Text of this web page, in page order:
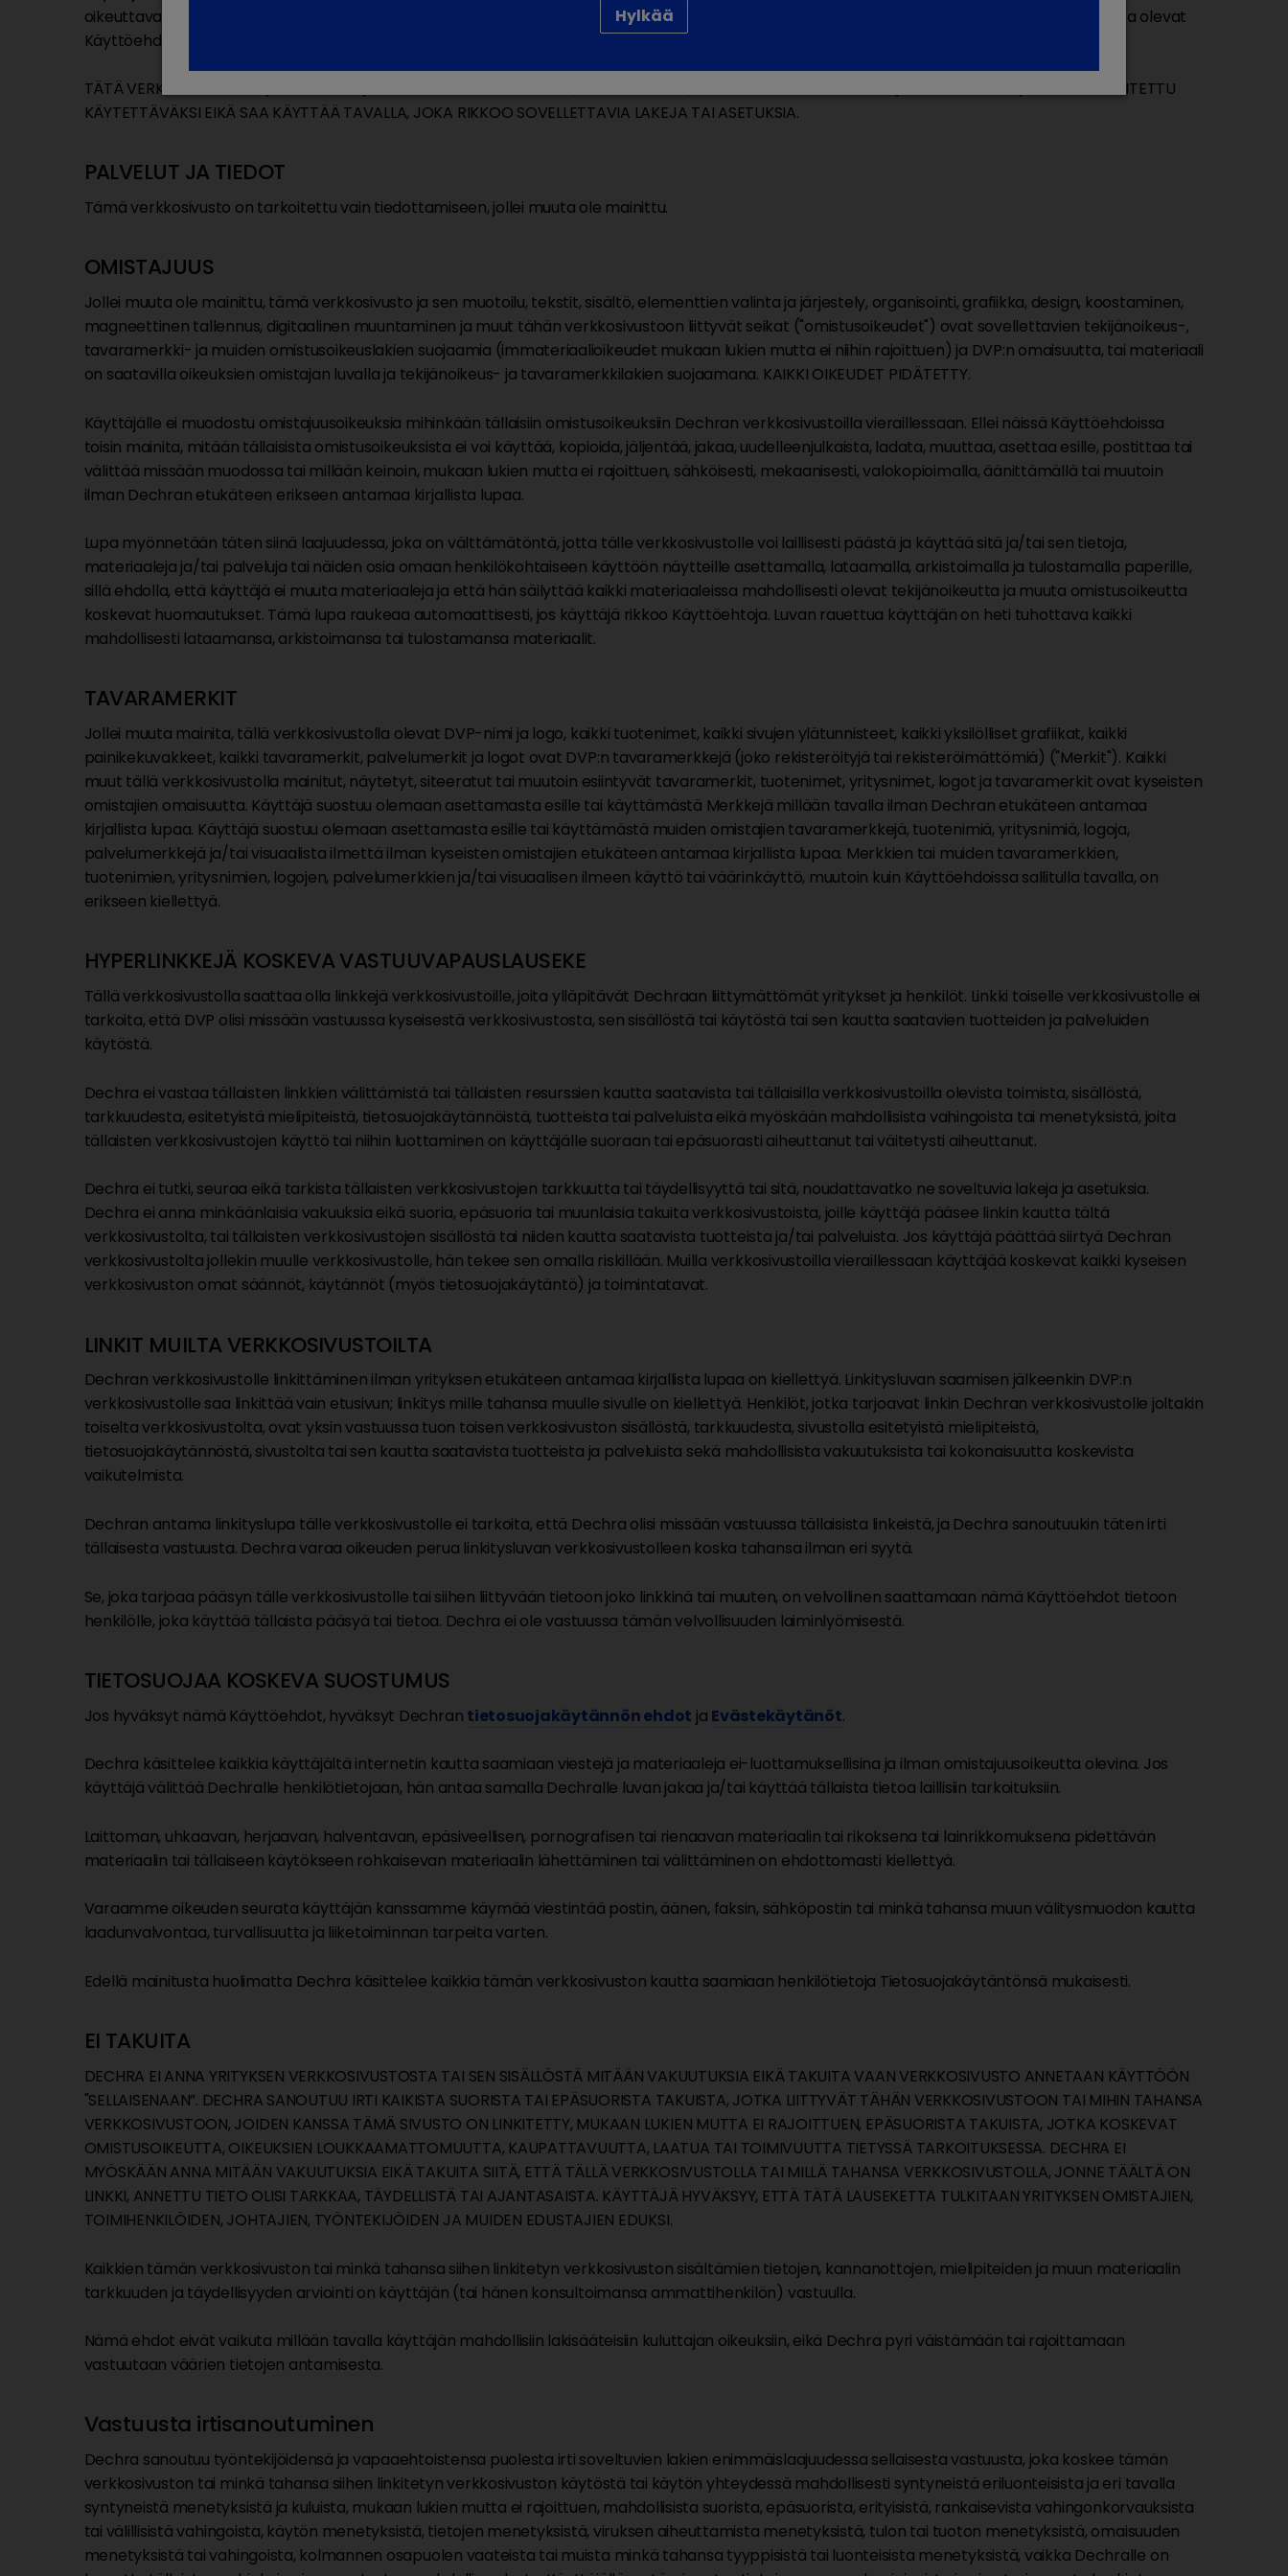
oikeuttavat pääsyyn tälle verkkosivustolle. Jos et pääse tutustumaan Käyttöehtoihin internetin kautta, Dechra voi pyynnöstä lähettää voimassa olevat
Käyttöehdot sähköpostitse.
TÄTÄ VERKKOSIVUSTOA (TAI SEN OSIA) JA SEN SISÄLTÄMIÄ TIETOJA, MATERIAALEJA, TUOTTEITA TAI PALVELUJA (TAI NÄIDEN OSIA) EI OLE TARKOITETTU
KÄYTETTÄVÄKSI EIKÄ SAA KÄYTTÄÄ TAVALLA, JOKA RIKKOO SOVELLETTAVIA LAKEJA TAI ASETUKSIA.
PALVELUT JA TIEDOT
Tämä verkkosivusto on tarkoitettu vain tiedottamiseen, jollei muuta ole mainittu.
OMISTAJUUS
Jollei muuta ole mainittu, tämä verkkosivusto ja sen muotoilu, tekstit, sisältö, elementtien valinta ja järjestely, organisointi, grafiikka, design, koostaminen,
magneettinen tallennus, digitaalinen muuntaminen ja muut tähän verkkosivustoon liittyvät seikat ("omistusoikeudet") ovat sovellettavien tekijänoikeus-,
tavaramerkki- ja muiden omistusoikeuslakien suojaamia (immateriaalioikeudet mukaan lukien mutta ei niihin rajoittuen) ja DVP:n omaisuutta, tai materiaali
on saatavilla oikeuksien omistajan luvalla ja tekijänoikeus- ja tavaramerkkilakien suojaamana. KAIKKI OIKEUDET PIDÄTETTY.
Käyttäjälle ei muodostu omistajuusoikeuksia mihinkään tällaisiin omistusoikeuksiin Dechran verkkosivustoilla vieraillessaan. Ellei näissä Käyttöehdoissa
toisin mainita, mitään tällaisista omistusoikeuksista ei voi käyttää, kopioida, jäljentää, jakaa, uudelleenjulkaista, ladata, muuttaa, asettaa esille, postittaa tai
välittää missään muodossa tai millään keinoin, mukaan lukien mutta ei rajoittuen, sähköisesti, mekaanisesti, valokopioimalla, äänittämällä tai muutoin
ilman Dechran etukäteen erikseen antamaa kirjallista lupaa.
Lupa myönnetään täten siinä laajuudessa, joka on välttämätöntä, jotta tälle verkkosivustolle voi laillisesti päästä ja käyttää sitä ja/tai sen tietoja,
materiaaleja ja/tai palveluja tai näiden osia omaan henkilökohtaiseen käyttöön näytteille asettamalla, lataamalla, arkistoimalla ja tulostamalla paperille,
sillä ehdolla, että käyttäjä ei muuta materiaaleja ja että hän säilyttää kaikki materiaaleissa mahdollisesti olevat tekijänoikeutta ja muuta omistusoikeutta
koskevat huomautukset. Tämä lupa raukeaa automaattisesti, jos käyttäjä rikkoo Käyttöehtoja. Luvan rauettua käyttäjän on heti tuhottava kaikki
mahdollisesti lataamansa, arkistoimansa tai tulostamansa materiaalit.
TAVARAMERKIT
Jollei muuta mainita, tällä verkkosivustolla olevat DVP-nimi ja logo, kaikki tuotenimet, kaikki sivujen ylätunnisteet, kaikki yksilölliset grafiikat, kaikki
painikekuvakkeet, kaikki tavaramerkit, palvelumerkit ja logot ovat DVP:n tavaramerkkejä (joko rekisteröityjä tai rekisteröimättömiä) ("Merkit"). Kaikki
muut tällä verkkosivustolla mainitut, näytetyt, siteeratut tai muutoin esiintyvät tavaramerkit, tuotenimet, yritysnimet, logot ja tavaramerkit ovat kyseisten
omistajien omaisuutta. Käyttäjä suostuu olemaan asettamasta esille tai käyttämästä Merkkejä millään tavalla ilman Dechran etukäteen antamaa
kirjallista lupaa. Käyttäjä suostuu olemaan asettamasta esille tai käyttämästä muiden omistajien tavaramerkkejä, tuotenimiä, yritysnimiä, logoja,
palvelumerkkejä ja/tai visuaalista ilmettä ilman kyseisten omistajien etukäteen antamaa kirjallista lupaa. Merkkien tai muiden tavaramerkkien,
tuotenimien, yritysnimien, logojen, palvelumerkkien ja/tai visuaalisen ilmeen käyttö tai väärinkäyttö, muutoin kuin Käyttöehdoissa sallitulla tavalla, on
erikseen kiellettyä.
HYPERLINKKEJÄ KOSKEVA VASTUUVAPAUSLAUSEKE
Tällä verkkosivustolla saattaa olla linkkejä verkkosivustoille, joita ylläpitävät Dechraan liittymättömät yritykset ja henkilöt. Linkki toiselle verkkosivustolle ei
tarkoita, että DVP olisi missään vastuussa kyseisestä verkkosivustosta, sen sisällöstä tai käytöstä tai sen kautta saatavien tuotteiden ja palveluiden
käytöstä.
Dechra ei vastaa tällaisten linkkien välittämistä tai tällaisten resurssien kautta saatavista tai tällaisilla verkkosivustoilla olevista toimista, sisällöstä,
tarkkuudesta, esitetyistä mielipiteistä, tietosuojakäytännöistä, tuotteista tai palveluista eikä myöskään mahdollisista vahingoista tai menetyksistä, joita
tällaisten verkkosivustojen käyttö tai niihin luottaminen on käyttäjälle suoraan tai epäsuorasti aiheuttanut tai väitetysti aiheuttanut.
Dechra ei tutki, seuraa eikä tarkista tällaisten verkkosivustojen tarkkuutta tai täydellisyyttä tai sitä, noudattavatko ne soveltuvia lakeja ja asetuksia.
Dechra ei anna minkäänlaisia vakuuksia eikä suoria, epäsuoria tai muunlaisia takuita verkkosivustoista, joille käyttäjä pääsee linkin kautta tältä
verkkosivustolta, tai tällaisten verkkosivustojen sisällöstä tai niiden kautta saatavista tuotteista ja/tai palveluista. Jos käyttäjä päättää siirtyä Dechran
verkkosivustolta jollekin muulle verkkosivustolle, hän tekee sen omalla riskillään. Muilla verkkosivustoilla vieraillessaan käyttäjää koskevat kaikki kyseisen
verkkosivuston omat säännöt, käytännöt (myös tietosuojakäytäntö) ja toimintatavat.
LINKIT MUILTA VERKKOSIVUSTOILTA
Dechran verkkosivustolle linkittäminen ilman yrityksen etukäteen antamaa kirjallista lupaa on kiellettyä. Linkitysluvan saamisen jälkeenkin DVP:n
verkkosivustolle saa linkittää vain etusivun; linkitys mille tahansa muulle sivulle on kiellettyä. Henkilöt, jotka tarjoavat linkin Dechran verkkosivustolle joltakin
toiselta verkkosivustolta, ovat yksin vastuussa tuon toisen verkkosivuston sisällöstä, tarkkuudesta, sivustolla esitetyistä mielipiteistä,
tietosuojakäytännöstä, sivustolta tai sen kautta saatavista tuotteista ja palveluista sekä mahdollisista vakuutuksista tai kokonaisuutta koskevista
vaikutelmista.
Dechran antama linkityslupa tälle verkkosivustolle ei tarkoita, että Dechra olisi missään vastuussa tällaisista linkeistä, ja Dechra sanoutuukin täten irti
tällaisesta vastuusta. Dechra varaa oikeuden perua linkitysluvan verkkosivustolleen koska tahansa ilman eri syytä.
Se, joka tarjoaa pääsyn tälle verkkosivustolle tai siihen liittyvään tietoon joko linkkinä tai muuten, on velvollinen saattamaan nämä Käyttöehdot tietoon
henkilölle, joka käyttää tällaista pääsyä tai tietoa. Dechra ei ole vastuussa tämän velvollisuuden laiminlyömisestä.
TIETOSUOJAA KOSKEVA SUOSTUMUS
Jos hyväksyt nämä Käyttöehdot, hyväksyt Dechran tietosuojakäytännön ehdot ja Evästekäytänöt.
Dechra käsittelee kaikkia käyttäjältä internetin kautta saamiaan viestejä ja materiaaleja ei-luottamuksellisina ja ilman omistajuusoikeutta olevina. Jos
käyttäjä välittää Dechralle henkilötietojaan, hän antaa samalla Dechralle luvan jakaa ja/tai käyttää tällaista tietoa laillisiin tarkoituksiin.
Laittoman, uhkaavan, herjaavan, halventavan, epäsiveellisen, pornografisen tai rienaavan materiaalin tai rikoksena tai lainrikkomuksena pidettävän
materiaalin tai tällaiseen käytökseen rohkaisevan materiaalin lähettäminen tai välittäminen on ehdottomasti kiellettyä.
Varaamme oikeuden seurata käyttäjän kanssamme käymää viestintää postin, äänen, faksin, sähköpostin tai minkä tahansa muun välitysmuodon kautta
laadunvalvontaa, turvallisuutta ja liiketoiminnan tarpeita varten.
Edellä mainitusta huolimatta Dechra käsittelee kaikkia tämän verkkosivuston kautta saamiaan henkilötietoja Tietosuojakäytäntönsä mukaisesti.
EI TAKUITA
DECHRA EI ANNA YRITYKSEN VERKKOSIVUSTOSTA TAI SEN SISÄLLÖSTÄ MITÄÄN VAKUUTUKSIA EIKÄ TAKUITA VAAN VERKKOSIVUSTO ANNETAAN KÄYTTÖÖN
"SELLAISENAAN”. DECHRA SANOUTUU IRTI KAIKISTA SUORISTA TAI EPÄSUORISTA TAKUISTA, JOTKA LIITTYVÄT TÄHÄN VERKKOSIVUSTOON TAI MIHIN TAHANSA
VERKKOSIVUSTOON, JOIDEN KANSSA TÄMÄ SIVUSTO ON LINKITETTY, MUKAAN LUKIEN MUTTA EI RAJOITTUEN, EPÄSUORISTA TAKUISTA, JOTKA KOSKEVAT
OMISTUSOIKEUTTA, OIKEUKSIEN LOUKKAAMATTOMUUTTA, KAUPATTAVUUTTA, LAATUA TAI TOIMIVUUTTA TIETYSSÄ TARKOITUKSESSA. DECHRA EI
MYÖSKÄÄN ANNA MITÄÄN VAKUUTUKSIA EIKÄ TAKUITA SIITÄ, ETTÄ TÄLLÄ VERKKOSIVUSTOLLA TAI MILLÄ TAHANSA VERKKOSIVUSTOLLA, JONNE TÄÄLTÄ ON
LINKKI, ANNETTU TIETO OLISI TARKKAA, TÄYDELLISTÄ TAI AJANTASAISTA. KÄYTTÄJÄ HYVÄKSYY, ETTÄ TÄTÄ LAUSEKETTA TULKITAAN YRITYKSEN OMISTAJIEN,
TOIMIHENKILÖIDEN, JOHTAJIEN, TYÖNTEKIJÖIDEN JA MUIDEN EDUSTAJIEN EDUKSI.
Kaikkien tämän verkkosivuston tai minkä tahansa siihen linkitetyn verkkosivuston sisältämien tietojen, kannanottojen, mielipiteiden ja muun materiaalin
tarkkuuden ja täydellisyyden arviointi on käyttäjän (tai hänen konsultoimansa ammattihenkilön) vastuulla.
Nämä ehdot eivät vaikuta millään tavalla käyttäjän mahdollisiin lakisääteisiin kuluttajan oikeuksiin, eikä Dechra pyri väistämään tai rajoittamaan
vastuutaan väärien tietojen antamisesta.
Vastuusta irtisanoutuminen
Dechra sanoutuu työntekijöidensä ja vapaaehtoistensa puolesta irti soveltuvien lakien enimmäislaajuudessa sellaisesta vastuusta, joka koskee tämän
verkkosivuston tai minkä tahansa siihen linkitetyn verkkosivuston käytöstä tai käytön yhteydessä mahdollisesti syntyneistä eriluonteisista ja eri tavalla
syntyneistä menetyksistä ja kuluista, mukaan lukien mutta ei rajoittuen, mahdollisista suorista, epäsuorista, erityisistä, rankaisevista vahingonkorvauksista
tai välillisistä vahingoista, käytön menetyksistä, tietojen menetyksistä, viruksen aiheuttamista menetyksistä, tulon tai tuoton menetyksistä, omaisuuden
menetyksistä tai vahingoista, kolmannen osapuolen vaateista tai muista minkä tahansa tyyppisistä tai luonteisista menetyksistä, vaikka Dechralle on
Hylkää